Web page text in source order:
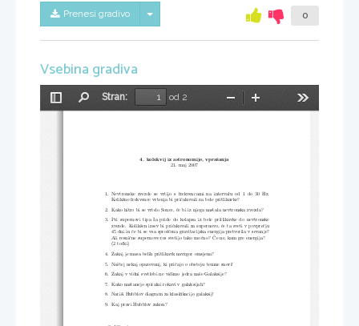
Prenesi gradivo Skrij/prikaži meni 0
Vsebina gradiva
Preklopi
Stran:
od 2
Pomanjšaj
4.  kolokvij iz astronomije, vprašanja
21. maj 2007
1. Nevtronske zvezde se vrtijo s frekvencami na intervalu od
1 do 30 Hz.
Kolikšne frekvence vrtenja bi pričakovali za bele pritlikavke?
2. Kako hitro bi se vrtelo Sonce, če bi iz njega nastala nevtronska zvezda?
3. Pri supernovi tipa Ia pride do kolapsa iz bele pritlikavke do nevtronske
zvezde. Kolikšen izsev bi pričakovali za supernovo, če ta sveti v povprečju
45 dni in če bi se vsa sproščena gravitacijska energija pretvorila v sevanje?
Ali resnične supernove res svetijo tako močno? Če ne, kam gre energija?
(2 točki)
4. Zakaj je masa belih pritlikavk navzgor omejena?
5. Naštej nekaj opazovanj, ki pričajo o obstoju temne snovi!
6. Zakaj v vidni svetlobi ne vidimo jedra naše Galaksije?
7. Kako nastanejo spiralni rokavi v galaksijah?
8. Nariši Hubblov diagram za klasifikacijo galaksij!
9. Kaj pravi Hubblov zakon?